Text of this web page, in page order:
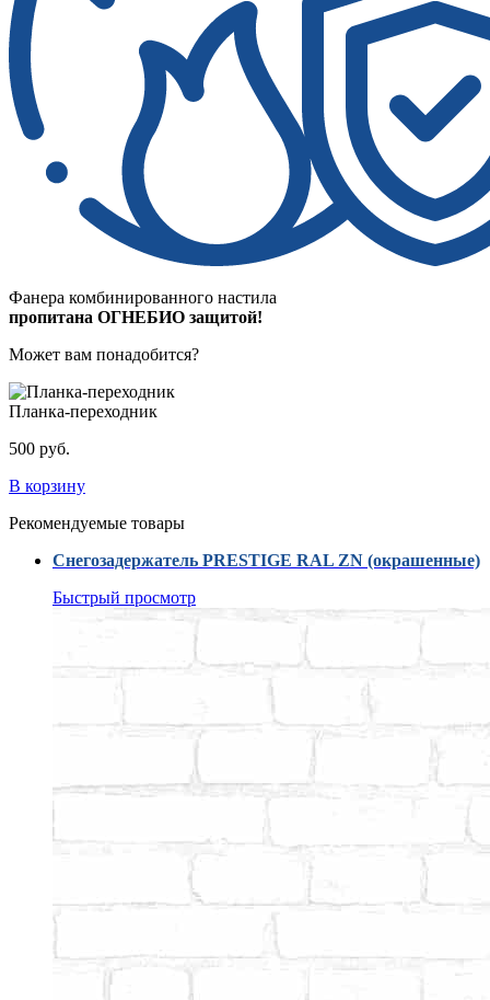
Фанера комбинированного настила
пропитана ОГНЕБИО защитой!
Может вам понадобится?
Планка-переходник
500 руб.
В корзину
Рекомендуемые товары
Снегозадержатель PRESTIGE RAL ZN (окрашенные)
Быстрый просмотр